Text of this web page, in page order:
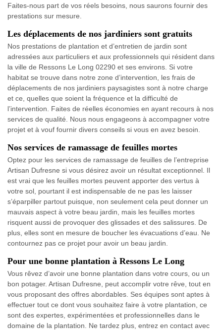
Faites-nous part de vos réels besoins, nous saurons fournir des
prestations sur mesure.
Les déplacements de nos jardiniers sont gratuits
Nos prestations de plantation et d’entretien de jardin sont
adressées aux particuliers et aux professionnels qui résident dans
la ville de Ressons Le Long 02290 et ses environs. Si votre
habitat se trouve dans notre zone d’intervention, les frais de
déplacements de nos jardiniers paysagistes sont à notre charge
et ce, quelles que soient la fréquence et la difficulté de
l’intervention. Faites de réelles économies en ayant recours à nos
services de qualité. Nous nous engageons à accompagner votre
projet et à vouf fournir divers conseils si vous en avez besoin.
Nos services de ramassage de feuilles mortes
Optez pour les services de ramassage de feuilles de l’entreprise
Artisan Dufresne si vous désirez avoir un résultat exceptionnel. Il
est vrai que les feuilles mortes peuvent apporter des vertus à
votre sol, pourtant il est indispensable de ne pas les laisser
s’éparpiller partout puisque, non seulement cela peut donner un
mauvais aspect à votre beau jardin, mais les feuilles mortes
risquent aussi de provoquer des glissades et des salissures. De
plus, elles sont en mesure de boucher les évacuations d’eau. Ne
contournez pas ce projet pour avoir un beau jardin.
Pour une bonne plantation à Ressons Le Long
Vous rêvez d’avoir une bonne plantation dans votre cours, ou un
bon potager. Artisan Dufresne, peut accomplir votre rêve, tout en
vous proposant des offres abordables. Ses équipes sont aptes à
effectuer tout ce dont vous souhaitez faire à votre plantation, ce
sont des expertes, expérimentées et professionnelles dans le
domaine de la plantation. Ne tardez plus, entrez en contact avec